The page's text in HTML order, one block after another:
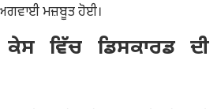
ਮਜ਼ਬੂਤ ​​ਹੋਈ।
ਕੇਸ ਵਿੱਚ ਡਿਸਕਾਰਡ ਦੀ